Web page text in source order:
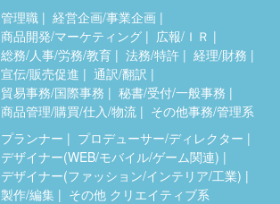
管理職
経営企画/事業企画
商品開発/マーケティング
広報/ＩＲ
総務/人事/労務/教育
法務/特許
経理/財務
宣伝/販売促進
通訳/翻訳
貿易事務/国際事務
秘書/受付/一般事務
商品管理/購買/仕入/物流
その他事務/管理系
プランナー
プロデューサー/ディレクター
デザイナー(WEB/モバイル/ゲーム関連)
デザイナー(ファッション/インテリア/工業)
製作/編集
その他 クリエイティブ系